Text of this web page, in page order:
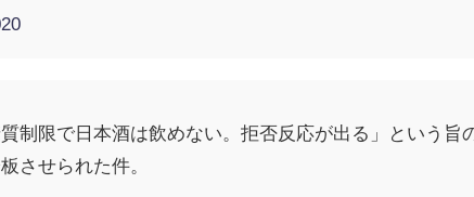
制限で日本酒は飲めない。拒否反応が出る」という旨
させられた件。